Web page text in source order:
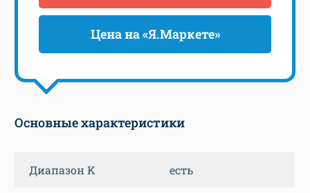
Цена на «Я.Маркете»
Основные характеристики
Диапазон K есть